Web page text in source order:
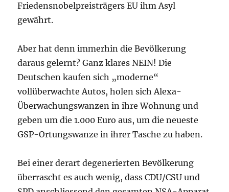
Friedensnobelpreisträgers EU ihm Asyl
gewährt.
Aber hat denn immerhin die Bevölkerung
daraus gelernt? Ganz klares NEIN! Die
Deutschen kaufen sich „moderne“
vollüberwachte Autos, holen sich Alexa-
Überwachungswanzen in ihre Wohnung und
geben um die 1.000 Euro aus, um die neueste
GSP-Ortungswanze in ihrer Tasche zu haben.
Bei einer derart degenerierten Bevölkerung
überrascht es auch wenig, dass CDU/CSU und